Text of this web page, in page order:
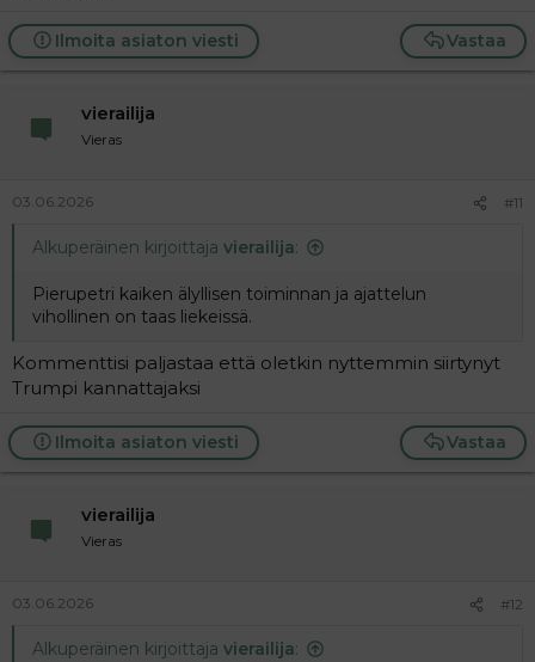
Vastaa
Ilmoita asiaton viesti
vierailija
Vieras
03.06.2026 #11
Alkuperäinen kirjoittaja vierailija:
Pierupetri kaiken älyllisen toiminnan ja ajattelun
vihollinen on taas liekeissä.
Kommenttisi paljastaa että oletkin nyttemmin siirtynyt
Trumpi kannattajaksi
Vastaa
Ilmoita asiaton viesti
vierailija
Vieras
03.06.2026 #12
Alkuperäinen kirjoittaja vierailija: